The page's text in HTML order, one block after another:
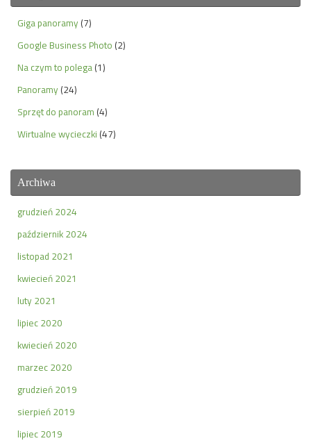
Giga panoramy (7)
Google Business Photo (2)
Na czym to polega (1)
Panoramy (24)
Sprzęt do panoram (4)
Wirtualne wycieczki (47)
Archiwa
grudzień 2024
październik 2024
listopad 2021
kwiecień 2021
luty 2021
lipiec 2020
kwiecień 2020
marzec 2020
grudzień 2019
sierpień 2019
lipiec 2019